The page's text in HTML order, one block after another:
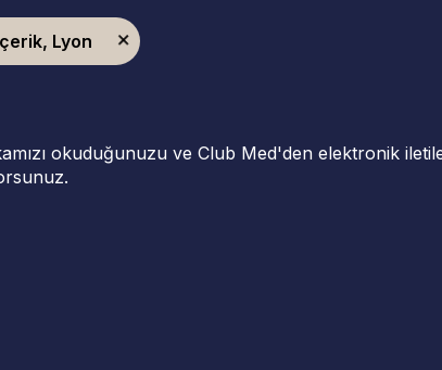
Lyon
okuduğunuzu ve Club Med'den elektronik